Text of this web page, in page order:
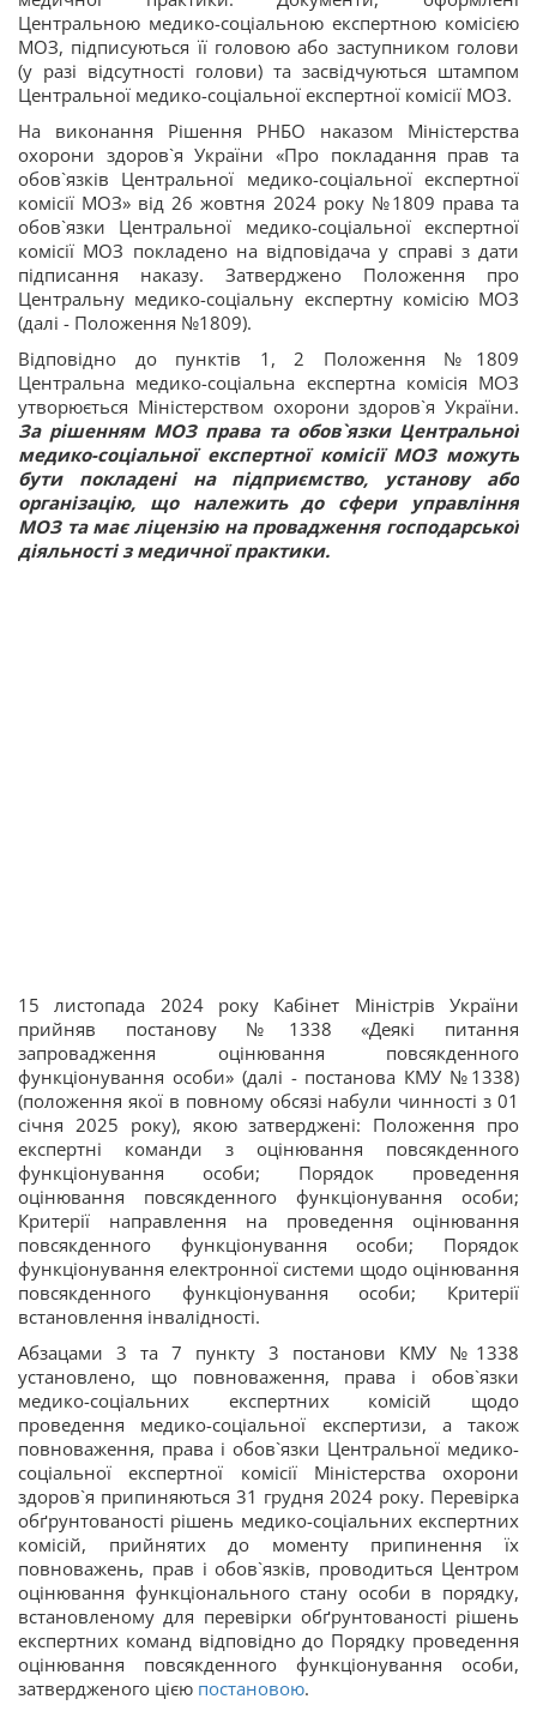
Центральною медико-соціальною експертною комісією
МОЗ, підписуються її головою або заступником голови
(у разі відсутності голови) та засвідчуються штампом
Центральної медико-соціальної експертної комісії МОЗ.
На виконання Рішення РНБО наказом Міністерства
охорони здоров`я України «Про покладання прав та
обов`язків Центральної медико-соціальної експертної
комісії МОЗ» від 26 жовтня 2024 року №1809 права та
обов`язки Центральної медико-соціальної експертної
комісії МОЗ покладено на відповідача у справі з дати
підписання наказу. Затверджено Положення про
Центральну медико-соціальну експертну комісію МОЗ
(далі - Положення №1809).
Відповідно до пунктів 1, 2 Положення №1809
Центральна медико-соціальна експертна комісія МОЗ
утворюється Міністерством охорони здоров`я України.
За рішенням МОЗ права та обов`язки Центральної
медико-соціальної експертної комісії МОЗ можуть
бути покладені на підприємство, установу або
організацію, що належить до сфери управління
МОЗ та має ліцензію на провадження господарської
діяльності з медичної практики.
15 листопада 2024 року Кабінет Міністрів України
прийняв постанову №1338 «Деякі питання
запровадження оцінювання повсякденного
функціонування особи» (далі - постанова КМУ №1338)
(положення якої в повному обсязі набули чинності з 01
січня 2025 року), якою затверджені: Положення про
експертні команди з оцінювання повсякденного
функціонування особи; Порядок проведення
оцінювання повсякденного функціонування особи;
Критерії направлення на проведення оцінювання
повсякденного функціонування особи; Порядок
функціонування електронної системи щодо оцінювання
повсякденного функціонування особи; Критерії
встановлення інвалідності.
Абзацами 3 та 7 пункту 3 постанови КМУ №1338
установлено, що повноваження, права і обов`язки
медико-соціальних експертних комісій щодо
проведення медико-соціальної експертизи, а також
повноваження, права і обов`язки Центральної медико-
соціальної експертної комісії Міністерства охорони
здоров`я припиняються 31 грудня 2024 року. Перевірка
обґрунтованості рішень медико-соціальних експертних
комісій, прийнятих до моменту припинення їх
повноважень, прав і обов`язків, проводиться Центром
оцінювання функціонального стану особи в порядку,
встановленому для перевірки обґрунтованості рішень
експертних команд відповідно до Порядку проведення
оцінювання повсякденного функціонування особи,
затвердженого цією постановою.